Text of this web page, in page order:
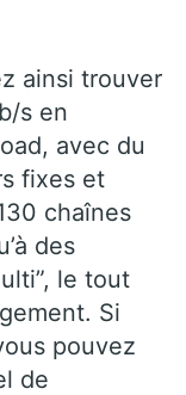
ainsi trouver
s en
avec du
fixes et
chaînes
des
le tout
Si
pouvez
de